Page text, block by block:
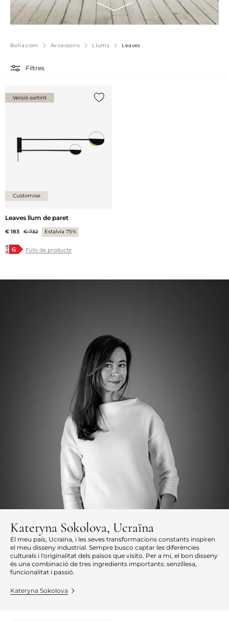
Bolia.com Accessoris Llums Leaves
Filtres
Versió sortint
Customise
Leaves llum de paret
€ 183 € 732 Estalvia 75%
Fulls de producte
Kateryna Sokolova, Ucraïna
El meu país, Ucraïna, i les seves transformacions constants inspiren
el meu disseny industrial. Sempre busco captar les diferències
culturals i l'originalitat dels països que visito. Per a mi, el bon disseny
és una combinació de tres ingredients importants: senzillesa,
funcionalitat i passió.
Kateryna Sokolova